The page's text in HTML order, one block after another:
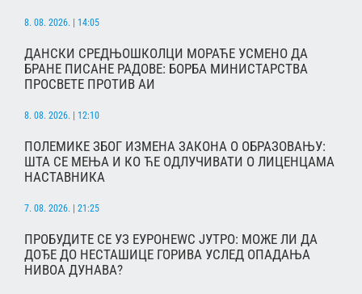
8. 08. 2026. | 14:05
ДАНСКИ СРЕДЊОШКОЛЦИ МОРАЋЕ УСМЕНО ДА
БРАНЕ ПИСАНЕ РАДОВЕ: БОРБА МИНИСТАРСТВА
ПРОСВЕТЕ ПРОТИВ АИ
8. 08. 2026. | 12:10
ПОЛЕМИКЕ ЗБОГ ИЗМЕНА ЗАКОНА О ОБРАЗОВАЊУ:
ШТА СЕ МЕЊА И КО ЋЕ ОДЛУЧИВАТИ О ЛИЦЕНЦАМА
НАСТАВНИКА
7. 08. 2026. | 21:25
ПРОБУДИТЕ СЕ УЗ ЕУРОНЕWС ЈУТРО: МОЖЕ ЛИ ДА
ДОЂЕ ДО НЕСТАШИЦЕ ГОРИВА УСЛЕД ОПАДАЊА
НИВОА ДУНАВА?